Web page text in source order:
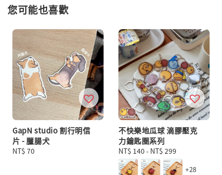
您可能也喜歡
GapN studio 割行明信
片 - 臘腸犬
Regular
NT$ 70
不快樂地瓜球 滴膠壓克
力鑰匙圈系列
Regular
price
NT$ 140 - NT$ 299
+28